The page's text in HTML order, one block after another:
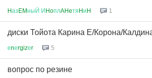
HазEMныЙ ИHoплAHeтяHиH 1
диски Тойота Карина Е/Корона/
еnеrgizеr 5
вопрос по резине